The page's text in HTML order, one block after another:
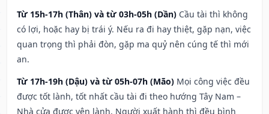
Từ 15h-17h (Thân) và từ 03h-05h (Dần) Cầu tài thì không
có lợi, hoặc hay bị trái ý. Nếu ra đi hay thiệt, gặp nạn, việc
quan trọng thì phải đòn, gặp ma quỷ nên cúng tế thì mới
an.
Từ 17h-19h (Dậu) và từ 05h-07h (Mão) Mọi công việc đều
được tốt lành, tốt nhất cầu tài đi theo hướng Tây Nam –
Nhà cửa được yên lành. Người xuất hành thì đều bình